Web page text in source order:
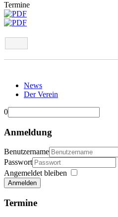
Termine
News
Der Verein
0
Anmeldung
Benutzername
Passwort
Angemeldet bleiben
Anmelden
Termine